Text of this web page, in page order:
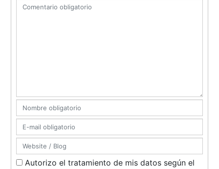
Autorizo el tratamiento de mis datos según el